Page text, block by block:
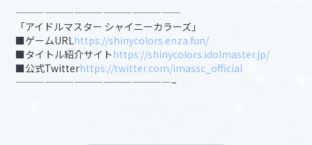
—————————————————
「アイドルマスター シャイニーカラーズ」
■ゲームURLhttps://shinycolors.enza.fun/
■タイトル紹介サイトhttps://shinycolors.idolmaster.jp/
■公式Twitterhttps://twitter.com/imassc_official
————————————————–